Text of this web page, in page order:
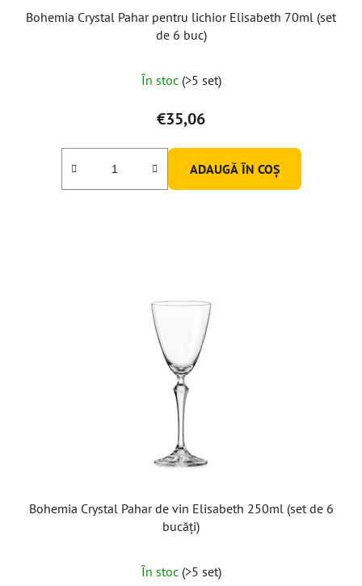
Bohemia Crystal Pahar pentru lichior Elisabeth 70ml (set
de 6 buc)
În stoc (>5 set)
€35,06
ADAUGĂ ÎN COŞ
Bohemia Crystal Pahar de vin Elisabeth 250ml (set de 6
bucăți)
În stoc (>5 set)